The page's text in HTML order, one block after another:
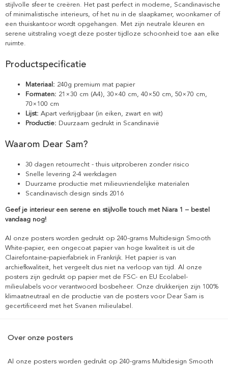
stijlvolle sfeer te creëren. Het past perfect in moderne, Scandinavische
of minimalistische interieurs, of het nu in de slaapkamer, woonkamer of
een thuiskantoor wordt opgehangen. Met zijn neutrale kleuren en
serene uitstraling voegt deze poster tijdloze schoonheid toe aan elke
ruimte.
Productspecificatie
Materiaal: 240g premium mat papier
Formaten: 21×30 cm (A4), 30×40 cm, 40×50 cm, 50×70 cm,
70×100 cm
Lijst: Apart verkrijgbaar (in eiken, zwart en wit)
Productie: Duurzaam gedrukt in Scandinavië
Waarom Dear Sam?
30 dagen retourrecht - thuis uitproberen zonder risico
Snelle levering 2-4 werkdagen
Duurzame productie met milieuvriendelijke materialen
Scandinavisch design sinds 2016
Geef je interieur een serene en stijlvolle touch met Niara 1 – bestel
vandaag nog!
Al onze posters worden gedrukt op 240-grams Multidesign Smooth
White-papier, een ongecoat papier van hoge kwaliteit is uit de
Clairefontaine-papierfabriek in Frankrijk. Het papier is van
archiefkwaliteit, het vergeelt dus niet na verloop van tijd. Al onze
posters zijn gedrukt op papier met de FSC- en EU Ecolabel-
milieulabels voor verantwoord bosbeheer. Onze drukkerijen zijn 100%
klimaatneutraal en de productie van de posters voor Dear Sam is
gecertificeerd met het Svanen milieulabel.
Over onze posters
Al onze posters worden gedrukt op 240-grams Multidesign Smooth